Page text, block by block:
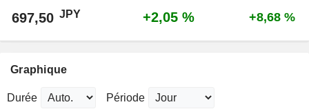
697,50 JPY +2,05 % +8,68 %
Graphique
Durée Période